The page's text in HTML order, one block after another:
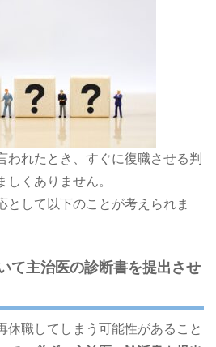
われたとき、すぐに復職させる判
しくありません。
として以下のことが考えられま
て主治医の診断書を提出させ
休職してしまう可能性があること